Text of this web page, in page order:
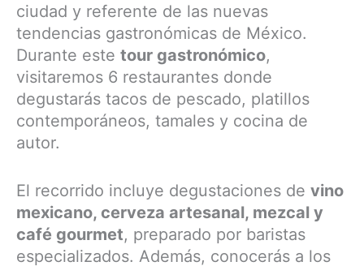
ciudad y referente de las nuevas
tendencias gastronómicas de México.
Durante este tour gastronómico,
visitaremos 6 restaurantes donde
degustarás tacos de pescado, platillos
contemporáneos, tamales y cocina de
autor.
El recorrido incluye degustaciones de vino
mexicano, cerveza artesanal, mezcal y
café gourmet, preparado por baristas
especializados. Además, conocerás a los